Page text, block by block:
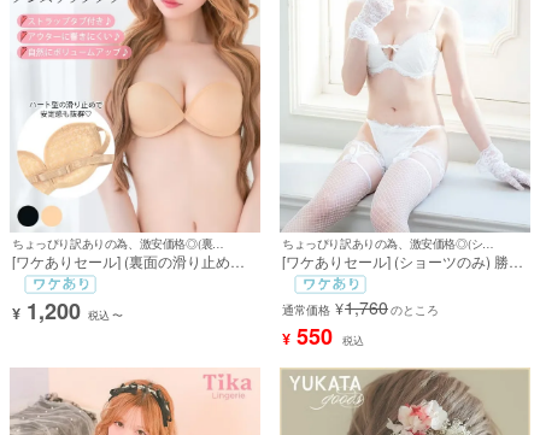
ちょっぴり訳ありの為、激安価格◎(裏面の滑り止めの色が左右違う)
[ワケありセール] (裏面の滑り止めの
色が左右違う) [ブラ] ストラップレス
ノンスリップ ハート滑り止め ブラ
(A/B/C/D/E)
¥ 1,200 税込〜
[ワケありセール] (ショーツのみ) 勝負
下着 ホワイト ランジェリー レース リ
ボン ショーツ 下着
通常価格 ¥1,760のところ
¥ 550 税込